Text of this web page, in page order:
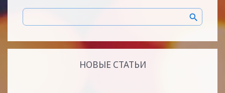
НОВЫЕ СТАТЬИ